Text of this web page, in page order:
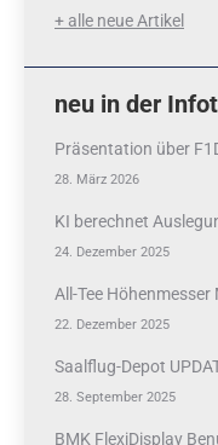
+ alle neue Artikel
neu in der
Präsentation über
28. März 2026
KI berechnet
24. Dezember 2025
All-Tee
22. Dezember 2025
Saalflug-Depot
28. September 2025
BMK FlexiDisplay